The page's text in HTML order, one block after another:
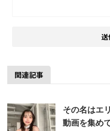
関連記事
その名はエ
動画を集め